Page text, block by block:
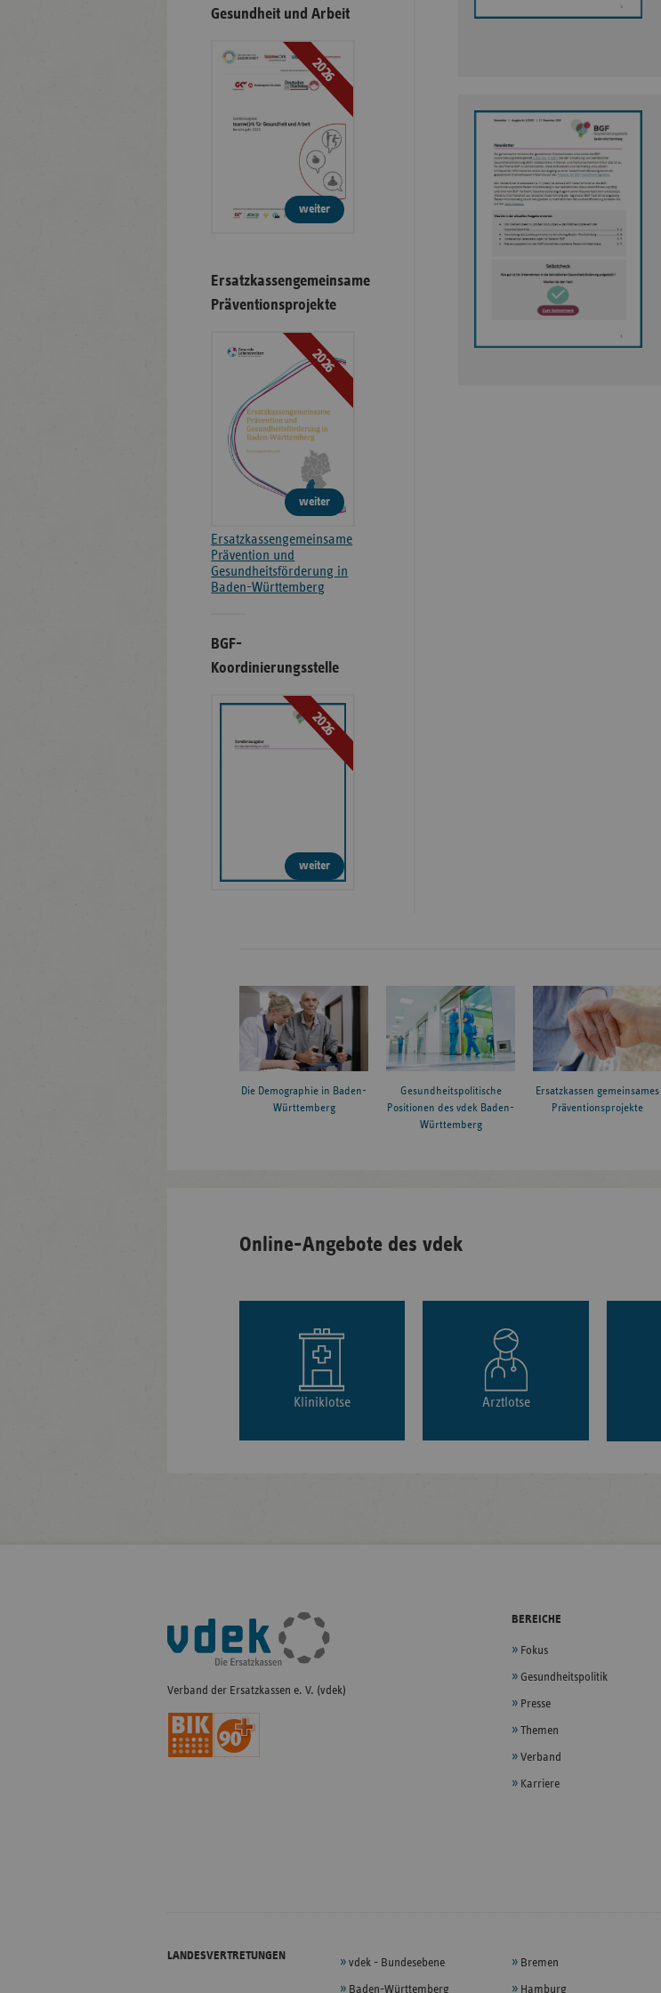
Gesundheit und Arbeit
2026
weiter
Ersatzkassengemeinsame
Präventionsprojekte
2026
weiter
Ersatzkassengemeinsame
Prävention und
Gesundheitsförderung in
Baden-Württemberg
BGF-
Koordinierungsstelle
2026
weiter
Die Demographie in Baden-
Württemberg
Gesundheitspolitische
Positionen des vdek Baden-
Württemberg
Ersatzkassen gemeinsames
Präventionsprojekte
Online-Angebote des vdek
Kliniklotse Arztlotse
Fußleisten-
Navigation
Verband der Ersatzkassen e. V. (vdek)
BEREICHE
Fokus
Gesundheitspolitik
Presse
Themen
Verband
Karriere
LANDESVERTRETUNGEN
vdek - Bundesebene
Baden-Württemberg
Bremen
Hamburg